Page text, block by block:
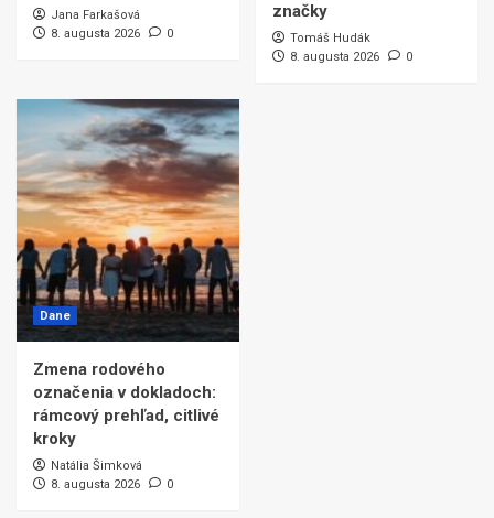
Jana Farkašová
8. augusta 2026
0
značky
Tomáš Hudák
8. augusta 2026
0
Dane
Zmena rodového
označenia v dokladoch:
rámcový prehľad, citlivé
kroky
Natália Šimková
8. augusta 2026
0